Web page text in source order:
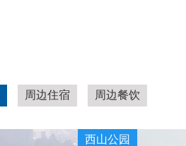
周边住宿 周边餐饮
西山公园